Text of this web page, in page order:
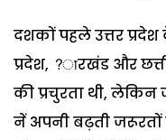
दशकों पहले उत्तर
प्रदेश, ?ारखंड और
की प्रचुरता थी,
नें अपनी बढ़ती जरूरतों